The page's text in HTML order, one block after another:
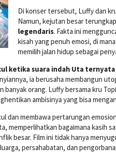
Di konser tersebut, Luffy dan
Namun, kejutan besar
legendaris. Fakta ini
kisah yang penuh emosi, di
memilih jalan hidup sebagai
ketika suara indah Uta
ia berusaha membangun
banyak orang. Luffy bersama kru
ambisinya yang bisa
dan membawa pertarungan
memperlihatkan bagaimana kasih
besar. Film ini tidak hanya
persahabatan, dan